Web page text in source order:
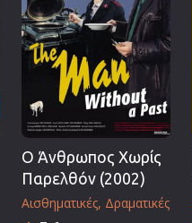
Ο Άνθρωπος Χωρίς
Παρελθόν (2002)
Αισθηματικές Δραματικές